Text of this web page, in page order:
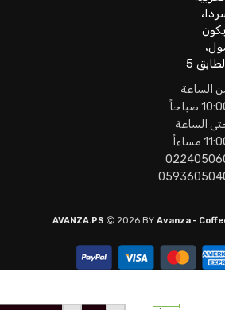
5
الساعة
صباحاً
الساعة
مساءاً
AVANZA.PS 2026 BY Avanza -
41